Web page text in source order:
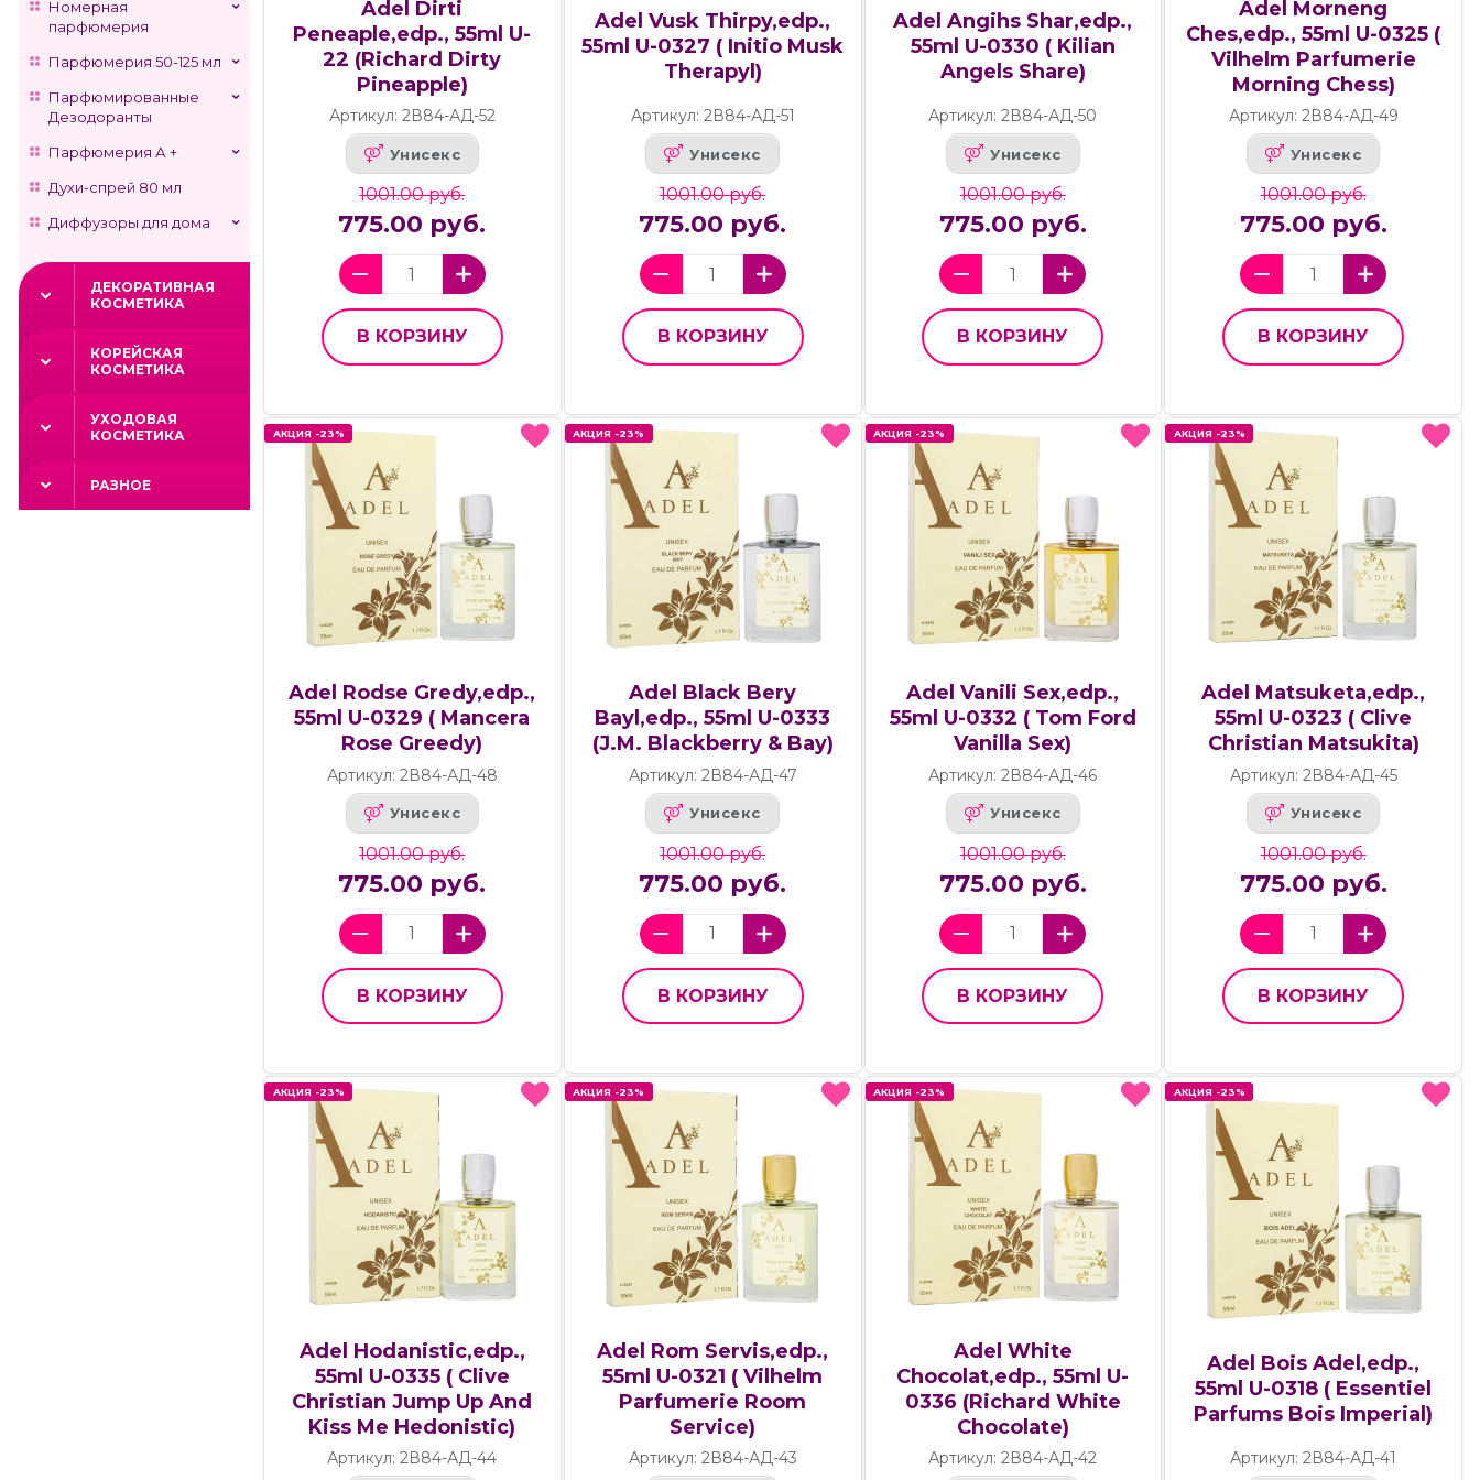
Номерная
парфюмерия
Парфюмерия 50-125 мл
Парфюмированные
Дезодоранты
Парфюмерия А +
Духи-спрей 80 мл
Диффузоры для дома
ДЕКОРАТИВНАЯ
КОСМЕТИКА
КОРЕЙСКАЯ
КОСМЕТИКА
УХОДОВАЯ
КОСМЕТИКА
РАЗНОЕ
Adel Dirti
Peneaple,edp., 55ml U-
22 (Richard Dirty
Pineapple)
Артикул: 2В84-АД-52
Унисекс
1001.00 руб.
775.00 руб.
В КОРЗИНУ
Adel Vusk Thirpy,edp.,
55ml U-0327 ( Initio Musk
Therapyl)
Артикул: 2В84-АД-51
Унисекс
1001.00 руб.
775.00 руб.
В КОРЗИНУ
Adel Angihs Shar,edp.,
55ml U-0330 ( Kilian
Angels Share)
Артикул: 2В84-АД-50
Унисекс
1001.00 руб.
775.00 руб.
В КОРЗИНУ
Adel Morneng
Ches,edp., 55ml U-0325 (
Vilhelm Parfumerie
Morning Chess)
Артикул: 2В84-АД-49
Унисекс
1001.00 руб.
775.00 руб.
В КОРЗИНУ
АКЦИЯ -23%
Adel Rodse Gredy,edp.,
55ml U-0329 ( Mancera
Rose Greedy)
Артикул: 2В84-АД-48
Унисекс
АКЦИЯ -23%
1001.00 руб.
775.00 руб.
В КОРЗИНУ
АКЦИЯ -23%
Adel Black Bery
Bayl,edp., 55ml U-0333
(J.M. Blackberry & Bay)
Артикул: 2В84-АД-47
Унисекс
АКЦИЯ -23%
1001.00 руб.
775.00 руб.
В КОРЗИНУ
АКЦИЯ -23%
Adel Vanili Sex,edp.,
55ml U-0332 ( Tom Ford
Vanilla Sex)
Артикул: 2В84-АД-46
Унисекс
АКЦИЯ -23%
1001.00 руб.
775.00 руб.
В КОРЗИНУ
АКЦИЯ -23%
Adel Matsuketa,edp.,
55ml U-0323 ( Clive
Christian Matsukita)
Артикул: 2В84-АД-45
Унисекс
АКЦИЯ -23%
1001.00 руб.
775.00 руб.
В КОРЗИНУ
АКЦИЯ -23%
Adel Hodanistic,edp.,
55ml U-0335 ( Clive
Christian Jump Up And
Kiss Me Hedonistic)
Артикул: 2В84-АД-44
АКЦИЯ -23% АКЦИЯ -23%
Adel Rom Servis,edp.,
55ml U-0321 ( Vilhelm
Parfumerie Room
Service)
Артикул: 2В84-АД-43
АКЦИЯ -23% АКЦИЯ -23%
Adel White
Chocolat,edp., 55ml U-
0336 (Richard White
Chocolate)
Артикул: 2В84-АД-42
АКЦИЯ -23% АКЦИЯ -23%
Adel Bois Adel,edp.,
55ml U-0318 ( Essentiel
Parfums Bois Imperial)
Артикул: 2В84-АД-41
АКЦИЯ -23%